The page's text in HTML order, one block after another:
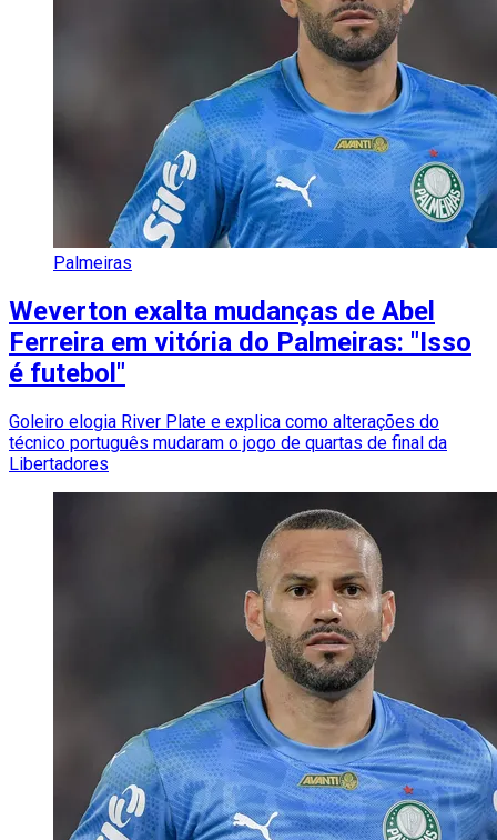
Palmeiras
Weverton exalta mudanças de Abel
Ferreira em vitória do Palmeiras: "Isso
é futebol"
Goleiro elogia River Plate e explica como alterações do
técnico português mudaram o jogo de quartas de final da
Libertadores